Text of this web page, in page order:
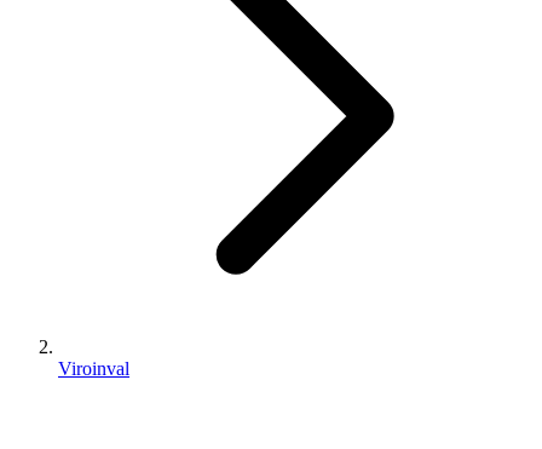
Viroinval